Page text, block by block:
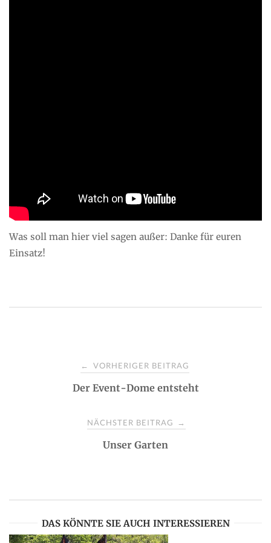
Was soll man hier viel sagen außer: Danke für euren
Einsatz!
← VORHERIGER BEITRAG
Der Event-Dome entsteht
NÄCHSTER BEITRAG →
Unser Garten
DAS KÖNNTE SIE AUCH INTERESSIEREN